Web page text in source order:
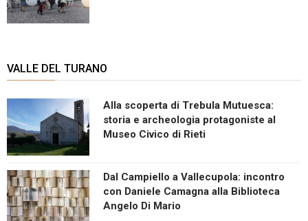
VALLE DEL TURANO
Alla scoperta di Trebula Mutuesca:
storia e archeologia protagoniste al
Museo Civico di Rieti
Dal Campiello a Vallecupola: incontro
con Daniele Camagna alla Biblioteca
Angelo Di Mario